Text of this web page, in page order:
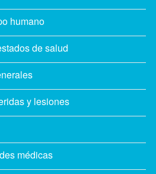
humano
de salud
y lesiones
médicas